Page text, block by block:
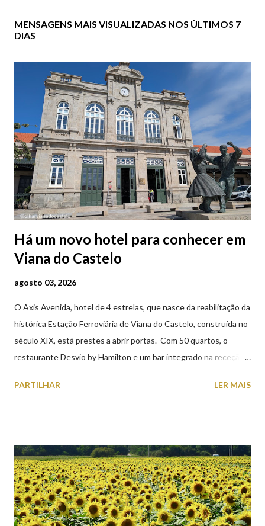
MENSAGENS MAIS VISUALIZADAS NOS ÚLTIMOS 7
DIAS
Há um novo hotel para conhecer em
Viana do Castelo
agosto 03, 2026
O Axis Avenida, hotel de 4 estrelas, que nasce da reabilitação da
histórica Estação Ferroviária de Viana do Castelo, construída no
século XIX, está prestes a abrir portas. Com 50 quartos, o
restaurante Desvio by Hamilton e um bar integrado na receção,
peças históricas cedidas pela IP Património que homenageiam a
PARTILHAR LER MAIS